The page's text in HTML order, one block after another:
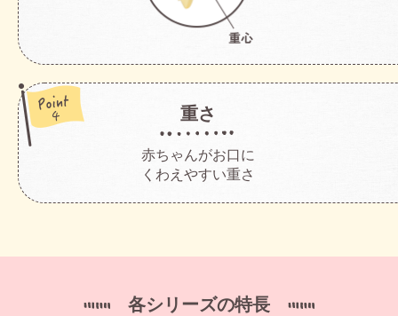
重さ
赤ちゃんがお口に
くわえやすい重さ
各シリーズの特長